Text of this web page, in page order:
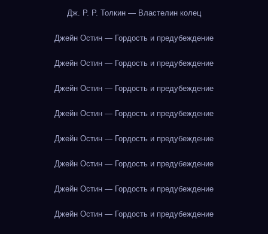
Дж. Р. Р. Толкин — Властелин колец
Джейн Остин — Гордость и предубеждение
Джейн Остин — Гордость и предубеждение
Джейн Остин — Гордость и предубеждение
Джейн Остин — Гордость и предубеждение
Джейн Остин — Гордость и предубеждение
Джейн Остин — Гордость и предубеждение
Джейн Остин — Гордость и предубеждение
Джейн Остин — Гордость и предубеждение